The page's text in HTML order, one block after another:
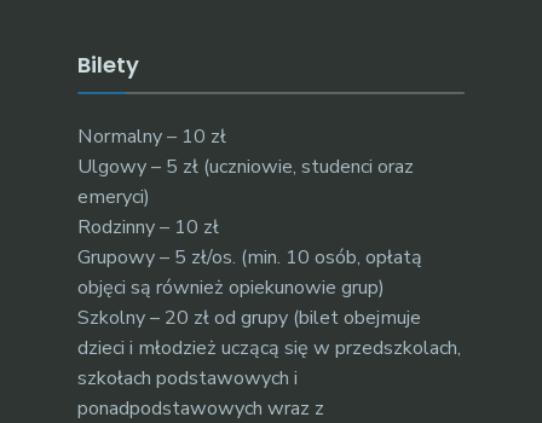
Bilety
Normalny – 10 zł
Ulgowy – 5 zł (uczniowie, studenci oraz
emeryci)
Rodzinny – 10 zł
Grupowy – 5 zł/os. (min. 10 osób, opłatą
objęci są również opiekunowie grup)
Szkolny – 20 zł od grupy (bilet obejmuje
dzieci i młodzież uczącą się w przedszkolach,
szkołach podstawowych i
ponadpodstawowych wraz z